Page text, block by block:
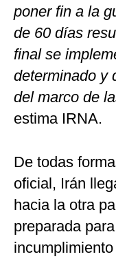
poner fin a la
de 60 días
final se
determinado y
del marco de
estima IRNA.
De todas
oficial, Irán
hacia la otra
preparada